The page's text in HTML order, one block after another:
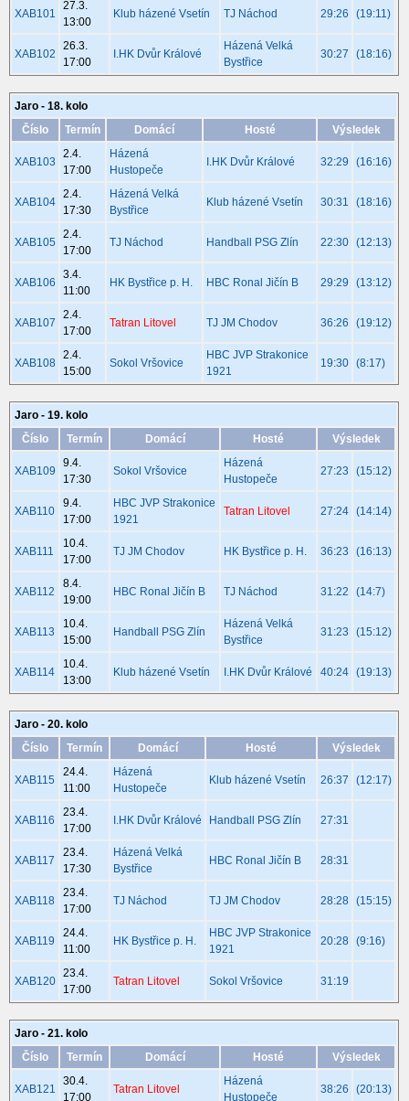
XAB101
27.3.
13:00
Klub házené Vsetín TJ Náchod 29:26 (19:11)
XAB102
26.3.
17:00
I.HK Dvůr Králové
Házená Velká
Bystřice
30:27 (18:16)
Jaro - 18. kolo
Číslo
Termín Domácí Hosté Výsledek
XAB103
2.4.
17:00
Házená
Hustopeče
I.HK Dvůr Králové 32:29 (16:16)
XAB104
2.4.
17:30
Házená Velká
Bystřice
Klub házené Vsetín 30:31 (18:16)
XAB105
2.4.
17:00
TJ Náchod Handball PSG Zlín 22:30 (12:13)
XAB106
3.4.
11:00
HK Bystřice p. H. HBC Ronal Jičín B 29:29 (13:12)
XAB107
2.4.
17:00
Tatran Litovel TJ JM Chodov 36:26 (19:12)
XAB108
2.4.
15:00
Sokol Vršovice
HBC JVP Strakonice
1921
19:30 (8:17)
Jaro - 19. kolo
Číslo
Termín Domácí Hosté Výsledek
XAB109
9.4.
17:30
Sokol Vršovice
Házená
Hustopeče
27:23 (15:12)
XAB110
9.4.
17:00
HBC JVP Strakonice
1921
Tatran Litovel 27:24 (14:14)
XAB111
10.4.
17:00
TJ JM Chodov HK Bystřice p. H. 36:23 (16:13)
XAB112
8.4.
19:00
HBC Ronal Jičín B TJ Náchod 31:22 (14:7)
XAB113
10.4.
15:00
Handball PSG Zlín
Házená Velká
Bystřice
31:23 (15:12)
XAB114
10.4.
13:00
Klub házené Vsetín I.HK Dvůr Králové 40:24 (19:13)
Jaro - 20. kolo
Číslo
Termín Domácí Hosté Výsledek
XAB115
24.4.
11:00
Házená
Hustopeče
Klub házené Vsetín 26:37 (12:17)
XAB116
23.4.
17:00
I.HK Dvůr Králové Handball PSG Zlín 27:31
XAB117
23.4.
17:30
Házená Velká
Bystřice
HBC Ronal Jičín B 28:31
XAB118
23.4.
17:00
TJ Náchod TJ JM Chodov 28:28 (15:15)
XAB119
24.4.
11:00
HK Bystřice p. H.
HBC JVP Strakonice
1921
20:28 (9:16)
XAB120
23.4.
17:00
Tatran Litovel Sokol Vršovice 31:19
Jaro - 21. kolo
Číslo
Termín Domácí Hosté Výsledek
XAB121
30.4.
17:00
Tatran Litovel
Házená
Hustopeče
38:26 (20:13)